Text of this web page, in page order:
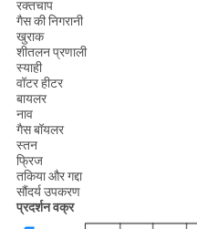
रक्तचाप
गैस की निगरानी
खुराक
शीतलन प्रणाली
स्याही
वॉटर हीटर
बायलर
नाव
गैस बॉयलर
स्तन
फ्रिज
तकिया और गद्दा
सौंदर्य उपकरण
प्रदर्शन वक्र